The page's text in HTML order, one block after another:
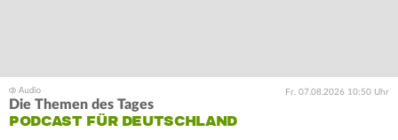
Fr. 07.08.2026 10:50 Uhr
Die Themen des Tages
PODCAST FÜR DEUTSCHLAND